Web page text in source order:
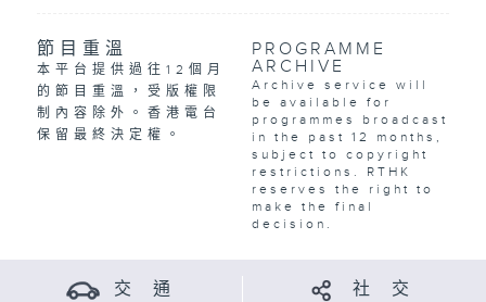
節目重溫
本平台提供過往12個月
的節目重溫，受版權限
制內容除外。香港電台
保留最終決定權。
PROGRAMME
ARCHIVE
Archive service will
be available for
programmes broadcast
in the past 12 months,
subject to copyright
restrictions. RTHK
reserves the right to
make the final
decision.
交 通 社 交